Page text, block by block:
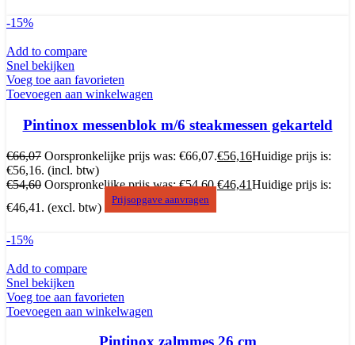
-15%
Add to compare
Snel bekijken
Voeg toe aan favorieten
Toevoegen aan winkelwagen
Pintinox messenblok m/6 steakmessen gekarteld
€66,07 Oorspronkelijke prijs was: €66,07.€56,16Huidige prijs is:
€56,16. (incl. btw)
€54,60 Oorspronkelijke prijs was: €54,60.€46,41Huidige prijs is:
€46,41. (excl. btw)
Prijsopgave aanvragen
-15%
Add to compare
Snel bekijken
Voeg toe aan favorieten
Toevoegen aan winkelwagen